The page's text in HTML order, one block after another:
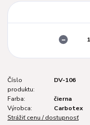
Číslo
produktu:
DV-106
Farba:
čierna
Výrobca:
Carbotex
Strážiť cenu / dostupnosť